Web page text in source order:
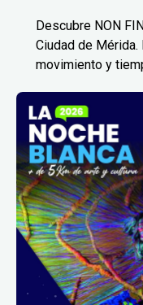
Descubre NON
Ciudad de
movimiento y